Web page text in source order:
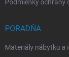
Podmienky ochrany
PORADŇA
Materiály nábytku a